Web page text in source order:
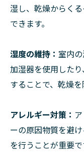
湿し、乾燥からく
できます。
湿度の維持： 室内
加湿器を使用した
することで、乾燥を
アレルギー対策：
ーの原因物質を避
を行うことが重要で